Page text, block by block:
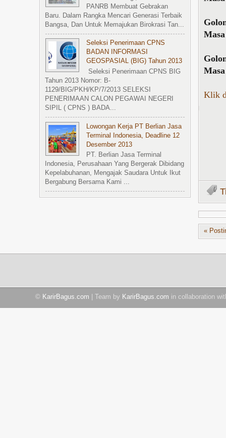
Klik
«
PANRB Membuat Gebrakan
Baru. Dalam Rangka Mencari Generasi Terbaik
Bangsa, Dan Untuk Memajukan Birokrasi Tan...
Seleksi Penerimaan CPNS
BADAN INFORMASI
GEOSPASIAL (BIG) Tahun 2013
Seleksi Penerimaan CPNS BIG
Tahun 2013 Nomor: B-
1129/BIG/PKH/KP/7/2013 SELEKSI
PENERIMAAN CALON PEGAWAI NEGERI
SIPIL ( CPNS ) BADA...
Lowongan Kerja PT Berlian Jasa
Terminal Indonesia, Deadline 12
Desember 2013
PT. Berlian Jasa Terminal
Indonesia, Perusahaan Yang Bergerak Dibidang
Kepelabuhanan, Mengajak Saudara Untuk Ikut
Bergabung Bersama Kami ...
© KarirBagus.com | Team by KarirBagus.com in collaboration